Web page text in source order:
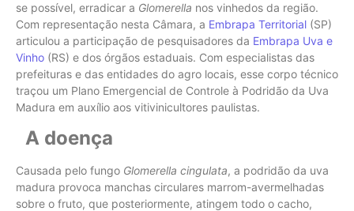
se possível, erradicar a Glomerella nos vinhedos da região.
Com representação nesta Câmara, a Embrapa Territorial (SP)
articulou a participação de pesquisadores da Embrapa Uva e
Vinho (RS) e dos órgãos estaduais. Com especialistas das
prefeituras e das entidades do agro locais, esse corpo técnico
traçou um Plano Emergencial de Controle à Podridão da Uva
Madura em auxílio aos vitivinicultores paulistas.
A doença
Causada pelo fungo Glomerella cingulata, a podridão da uva
madura provoca manchas circulares marrom-avermelhadas
sobre o fruto, que posteriormente, atingem todo o cacho,